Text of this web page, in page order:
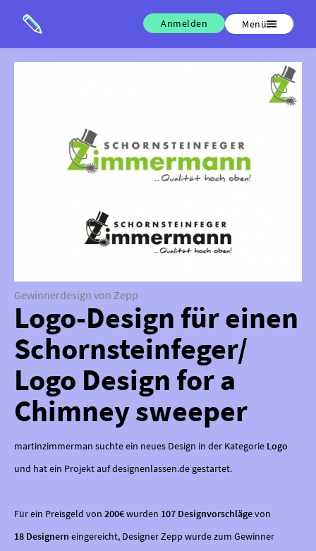
Anmelden Menü
Gewinnerdesign von Zepp
Logo-Design für einen
Schornsteinfeger/
Logo Design for a
Chimney sweeper
martinzimmerman suchte ein neues Design in der Kategorie Logo
und hat ein Projekt auf designenlassen.de gestartet.
Für ein Preisgeld von 200€wurden 107 Designvorschlägevon
18 Designern eingereicht, Designer Zepp wurde zum Gewinner